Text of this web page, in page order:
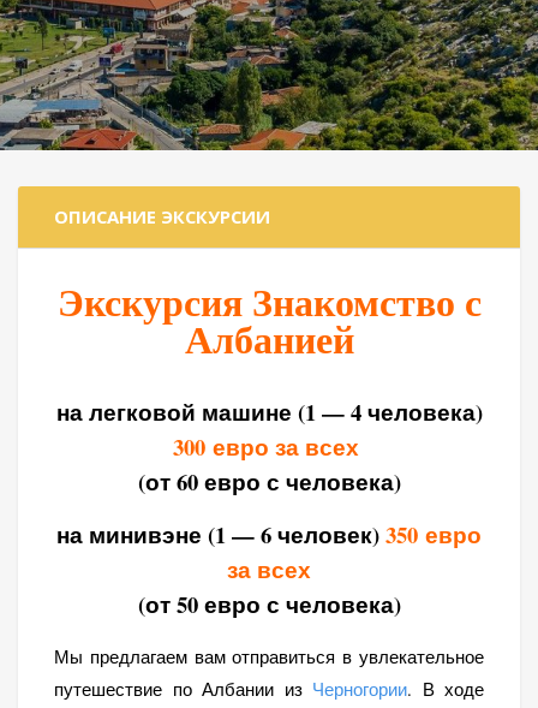
ОПИСАНИЕ ЭКСКУРСИИ
Экскурсия Знакомство с
Албанией
на легковой машине (1 — 4 человека)
300 евро за всех
(от 60 евро с человека)
на минивэне (1 — 6 человек)350 евро
за всех
(от 50 евро с человека)
Мы предлагаем вам отправиться в увлекательное
путешествие по Албании из Черногории. В ходе